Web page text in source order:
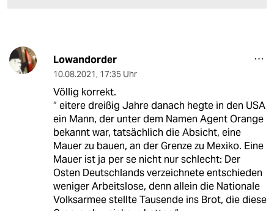
Lowandorder
10.08.2021, 17:35 Uhr
Völlig korrekt.
“ eitere dreißig Jahre danach hegte in den USA
ein Mann, der unter dem Namen Agent Orange
bekannt war, tatsächlich die Absicht, eine
Mauer zu bauen, an der Grenze zu Mexiko. Eine
Mauer ist ja per se nicht nur schlecht: Der
Osten Deutschlands verzeichnete entschieden
weniger Arbeitslose, denn allein die Nationale
Volksarmee stellte Tausende ins Brot, die diese